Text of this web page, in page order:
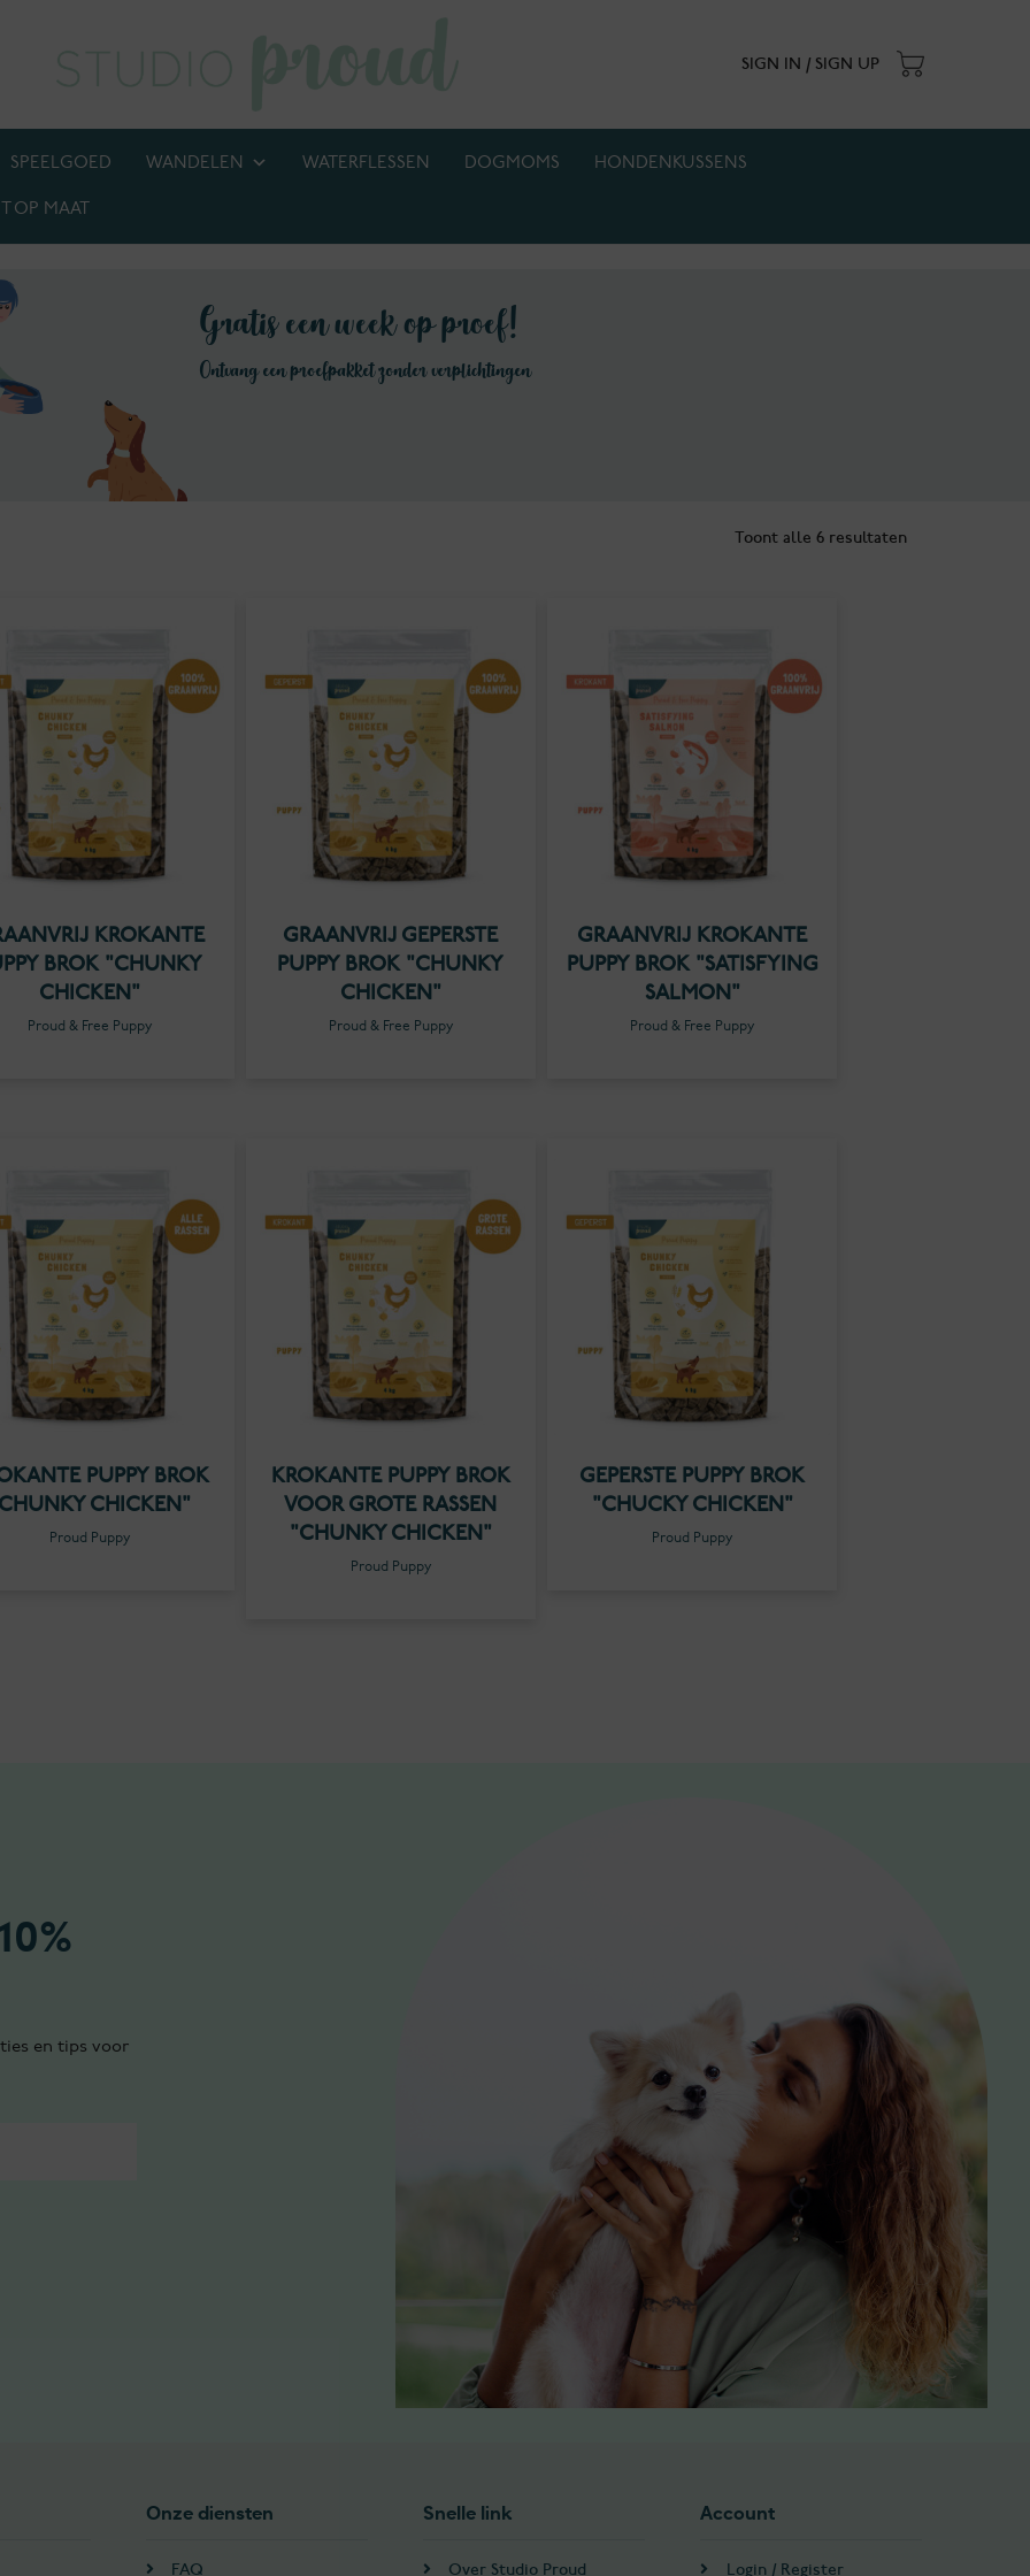
SIGN IN / SIGN UP
SPEELGOED WANDELEN WATERFLESSEN DOGMOMS HONDENKUSSENS
OP MAAT
Gratis een week op proef!
Ontvang een proefpakket zonder verplichtingen
Toont alle 6 resultaten
KROKANTE
BROK "CHUNKY
CHICKEN"
Proud & Free Puppy
GRAANVRIJ GEPERSTE
PUPPY BROK "CHUNKY
CHICKEN"
Proud & Free Puppy
GRAANVRIJ KROKANTE
PUPPY BROK "SATISFYING
SALMON"
Proud & Free Puppy
PUPPY BROK
CHICKEN"
Proud Puppy
KROKANTE PUPPY BROK
VOOR GROTE RASSEN
"CHUNKY CHICKEN"
Proud Puppy
GEPERSTE PUPPY BROK
"CHUCKY CHICKEN"
Proud Puppy
en tips voor
Onze diensten
FAQ
Snelle link
Over Studio Proud
Account
Login / Register